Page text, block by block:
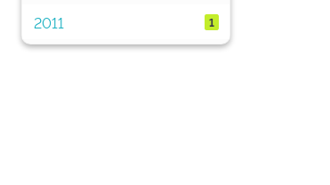
2011
1